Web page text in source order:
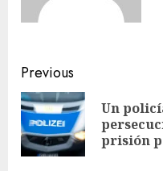
Previous
Un
prisión